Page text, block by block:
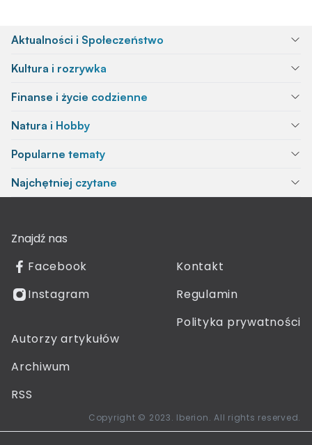
Aktualności i Społeczeństwo
Kultura i rozrywka
Finanse i życie codzienne
Natura i Hobby
Popularne tematy
Najchętniej czytane
Znajdź nas
Facebook
Instagram
Kontakt
Regulamin
Polityka prywatności
Autorzy artykułów
Archiwum
RSS
Copyright © 2023. Iberion. All rights reserved.